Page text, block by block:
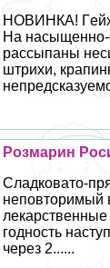
НОВИНКА!
На
рассыпаны
штрихи,
Розмарин
Сладковато-
неповторимый
годность
через 2......